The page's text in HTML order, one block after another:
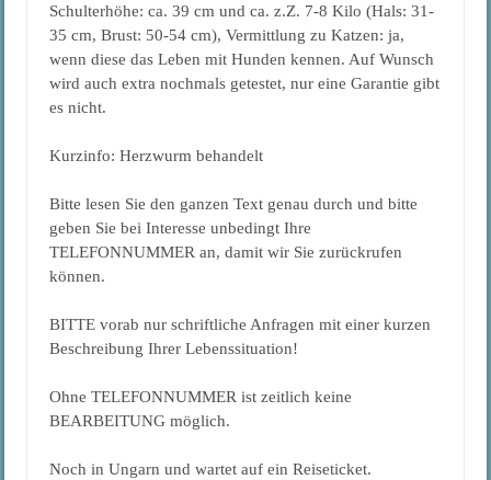
Schulterhöhe: ca. 39 cm und ca. z.Z. 7-8 Kilo (Hals: 31-
35 cm, Brust: 50-54 cm), Vermittlung zu Katzen: ja,
wenn diese das Leben mit Hunden kennen. Auf Wunsch
wird auch extra nochmals getestet, nur eine Garantie gibt
es nicht.
Kurzinfo: Herzwurm behandelt
Bitte lesen Sie den ganzen Text genau durch und bitte
geben Sie bei Interesse unbedingt Ihre
TELEFONNUMMER an, damit wir Sie zurückrufen
können.
BITTE vorab nur schriftliche Anfragen mit einer kurzen
Beschreibung Ihrer Lebenssituation!
Ohne TELEFONNUMMER ist zeitlich keine
BEARBEITUNG möglich.
Noch in Ungarn und wartet auf ein Reiseticket.